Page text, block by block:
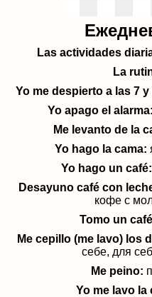
Las actividades
La
Yo me despierto a las 7 y
Yo apago el alarma:
Me levanto de la
Yo hago la cama:
Yo hago un café:
Desayuno café con
кофе с
Tomo un café
Me cepillo (me lavo) los
себе, для
Me peino:
Yo me lavo la